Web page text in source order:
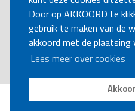
Door op AKKOORD te
gebruik te maken van de
akkoord met de plaatsing
Lees meer over cookies
MAAK EEN
Disclaimer|